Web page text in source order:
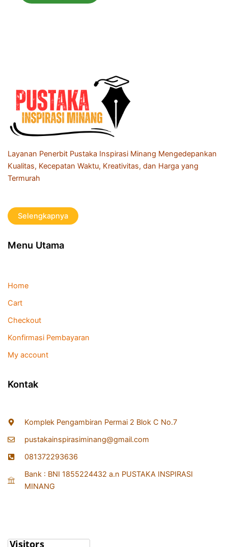
Layanan Penerbit Pustaka Inspirasi Minang Mengedepankan
Kualitas, Kecepatan Waktu, Kreativitas, dan Harga yang
Termurah
Selengkapnya
Menu Utama
Home
Cart
Checkout
Konfirmasi Pembayaran
My account
Kontak
Komplek Pengambiran Permai 2 Blok C No.7
pustakainspirasiminang@gmail.com
081372293636
Bank : BNI 1855224432 a.n PUSTAKA INSPIRASI
MINANG